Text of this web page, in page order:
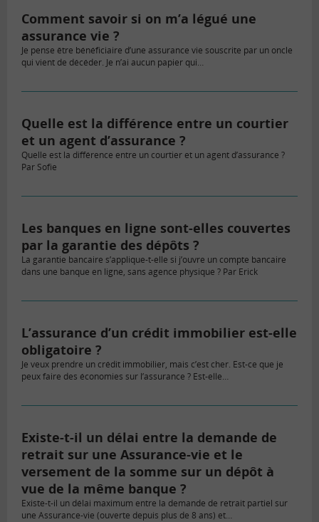
Comment savoir si on m’a légué une
assurance vie ?
Je pense être bénéficiaire d’une assurance vie souscrite par un oncle
qui vient de décéder. Je n’ai aucun papier qui…
Quelle est la différence entre un courtier
et un agent d’assurance ?
Quelle est la différence entre un courtier et un agent d’assurance ?
Par Sofie
Les banques en ligne sont-elles couvertes
par la garantie des dépôts ?
La garantie bancaire s’applique-t-elle si j’ouvre un compte bancaire
dans une banque en ligne, sans agence physique ? Par Erick
L’assurance d’un crédit immobilier est-elle
obligatoire ?
Je veux prendre un crédit immobilier, mais c’est cher. Est-ce que je
peux faire des économies sur l’assurance ? Est-elle…
Existe-t-il un délai entre la demande de
retrait sur une Assurance-vie et le
versement de la somme sur un dépôt à
vue de la même banque ?
Existe-t-il un délai maximum entre la demande de retrait partiel sur
une Assurance-vie (ouverte depuis plus de 8 ans) et…